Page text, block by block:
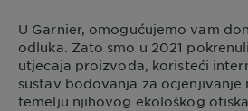
U Garnier, omogućujemo vam
odluka. Zato smo u 2021
utjecaja proizvoda, koristeći
sustav bodovanja za ocjenjivanje
temelju njihovog ekološkog